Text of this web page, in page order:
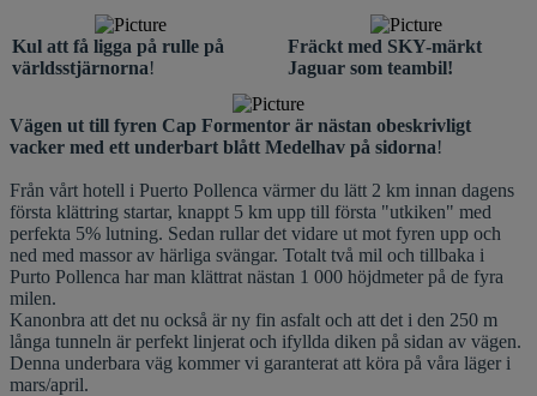
Kul att få ligga på rulle på
världsstjärnorna!
Fräckt med SKY-märkt
Jaguar som teambil!
Vägen ut till fyren Cap Formentor är nästan obeskrivligt
vacker med ett underbart blått Medelhav på sidorna!
Från vårt hotell i Puerto Pollenca värmer du lätt 2 km innan dagens
första klättring startar, knappt 5 km upp till första "utkiken" med
perfekta 5% lutning. Sedan rullar det vidare ut mot fyren upp och
ned med massor av härliga svängar. Totalt två mil och tillbaka i
Purto Pollenca har man klättrat nästan 1 000 höjdmeter på de fyra
milen.
Kanonbra att det nu också är ny fin asfalt och att det i den 250 m
långa tunneln är perfekt linjerat och ifyllda diken på sidan av vägen.
Denna underbara väg kommer vi garanterat att köra på våra läger i
mars/april.